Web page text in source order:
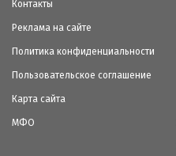
Контакты
Реклама на сайте
Политика конфиденциальности
Пользовательское соглашение
Карта сайта
МФО